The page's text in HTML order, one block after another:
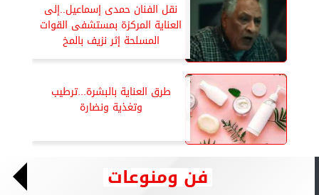
نقل الفنان حمدى إسماعيل..إلى
العناية المركزة بمستشفى القوات
المسلحة إثر نزيف بالمخ
طرق العناية بالبشرة...ترطيب
وتغذية ونضارة
فن ومنوعات